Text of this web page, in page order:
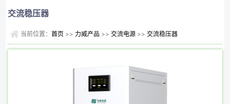
交流稳压器
当前位置：首页 >> 力威产品 >>交流电源 >>交流稳压器